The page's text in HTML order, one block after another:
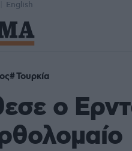
English
Τουρκία
ο